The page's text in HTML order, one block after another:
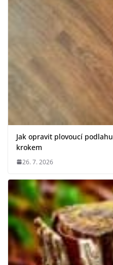
Jak opravit plovoucí
krokem
26. 7. 2026